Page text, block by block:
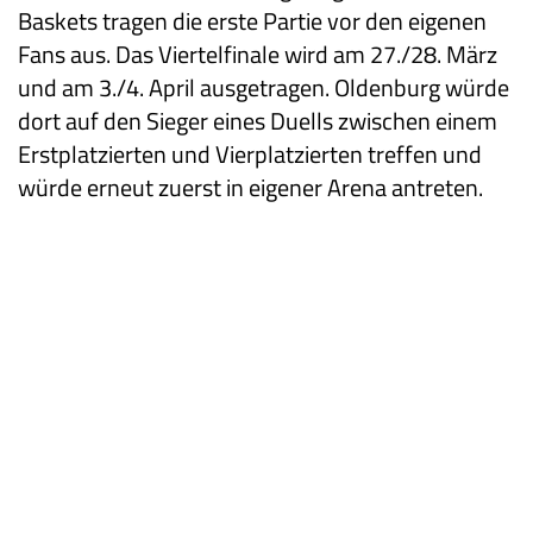
Baskets tragen die erste Partie vor den eigenen
Fans aus. Das Viertelfinale wird am 27./28. März
und am 3./4. April ausgetragen. Oldenburg würde
dort auf den Sieger eines Duells zwischen einem
Erstplatzierten und Vierplatzierten treffen und
würde erneut zuerst in eigener Arena antreten.